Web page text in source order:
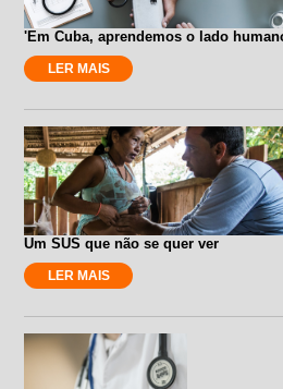
'Em Cuba, aprendemos o lado
LER MAIS
Um SUS que não se quer ver
LER MAIS